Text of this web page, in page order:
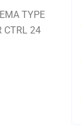
TYPE
CTRL 24